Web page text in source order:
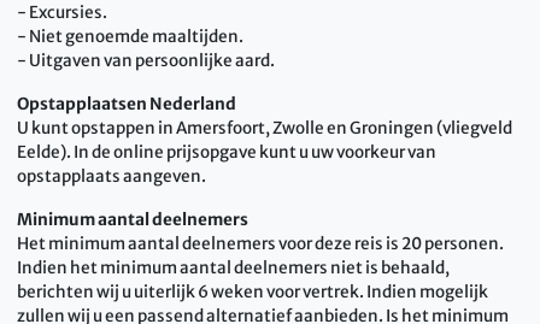
- Excursies.
- Niet genoemde maaltijden.
- Uitgaven van persoonlijke aard.
Opstapplaatsen Nederland
U kunt opstappen in Amersfoort, Zwolle en Groningen (vliegveld
Eelde). In de online prijsopgave kunt u uw voorkeur van
opstapplaats aangeven.
Minimum aantal deelnemers
Het minimum aantal deelnemers voor deze reis is 20 personen.
Indien het minimum aantal deelnemers niet is behaald,
berichten wij u uiterlijk 6 weken voor vertrek. Indien mogelijk
zullen wij u een passend alternatief aanbieden. Is het minimum